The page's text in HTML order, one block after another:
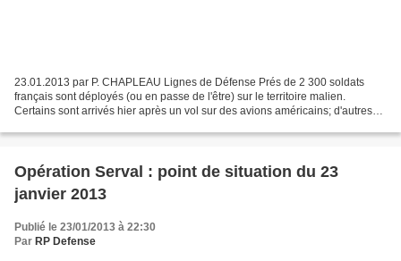
23.01.2013 par P. CHAPLEAU Lignes de Défense Prés de 2 300 soldats
français sont déployés (ou en passe de l'être) sur le territoire malien.
Certains sont arrivés hier après un vol sur des avions américains; d'autres
Opération Serval : point de situation du 23
janvier 2013
Publié le 23/01/2013 à 22:30
Par RP Defense